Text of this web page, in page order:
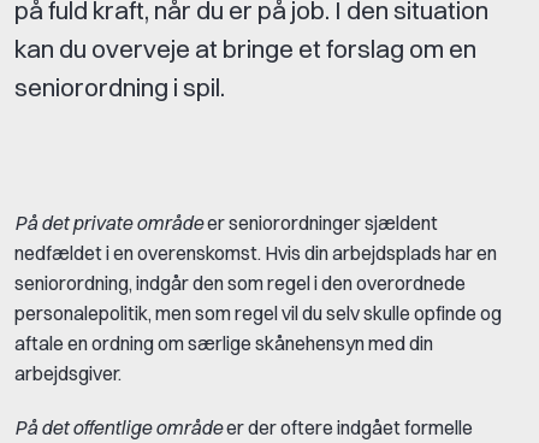
på fuld kraft, når du er på job. I den situation
kan du overveje at bringe et forslag om en
seniorordning i spil.
På det private områdeer seniorordninger sjældent
nedfældet i en overenskomst. Hvis din arbejdsplads har en
seniorordning, indgår den som regel i den overordnede
personalepolitik, men som regel vil du selv skulle opfinde og
aftale en ordning om særlige skånehensyn med din
arbejdsgiver.
På det offentlige områdeer der oftere indgået formelle